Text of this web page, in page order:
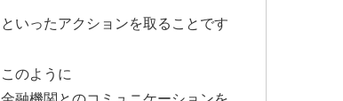
といったアクションを取ることです
このように